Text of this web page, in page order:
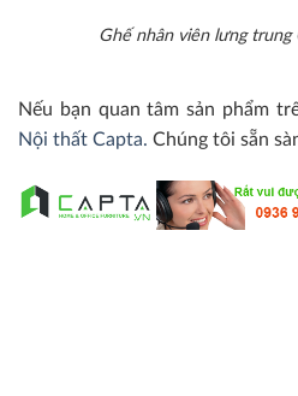
Ghế nhân viên lưng trung
Nếu bạn quan tâm sản phẩm
Nội thất Capta. Chúng tôi sẵn